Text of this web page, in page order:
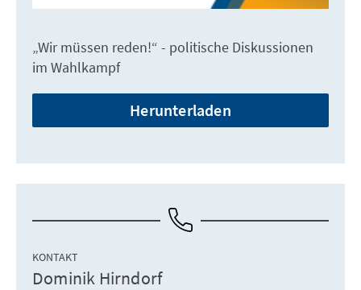
„Wir müssen reden!“ - politische Diskussionen
im Wahlkampf
Herunterladen
KONTAKT
Dominik Hirndorf